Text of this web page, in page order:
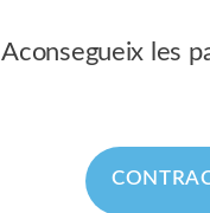
Aconsegueix les